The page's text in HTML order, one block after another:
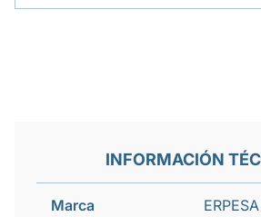
INFORMACIÓN
Marca ERPESA